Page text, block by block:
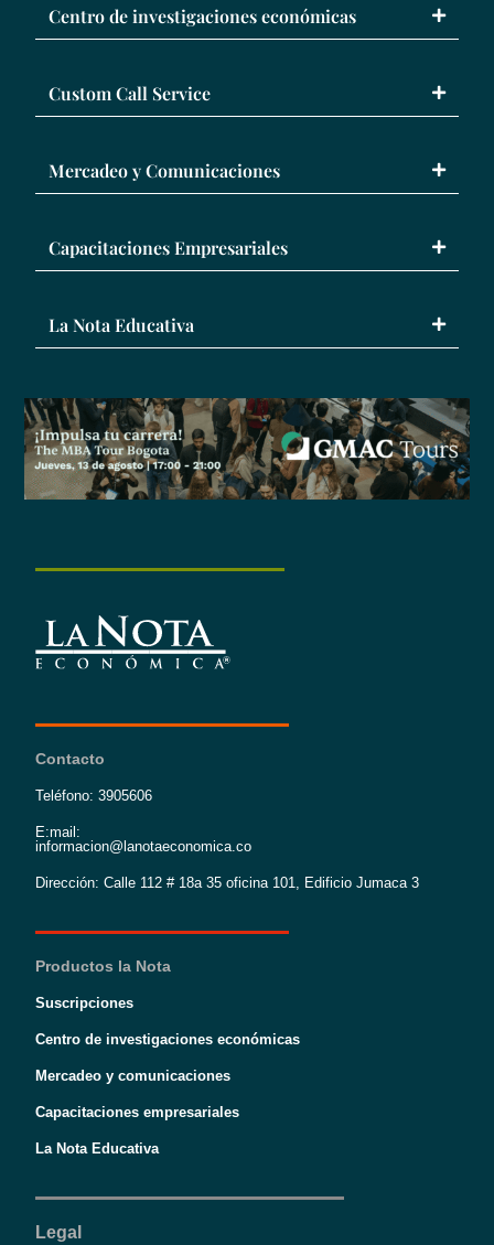
Centro de investigaciones económicas
Custom Call Service
Mercadeo y Comunicaciones
Capacitaciones Empresariales
La Nota Educativa
Contacto
Teléfono: 3905606
E:mail:
informacion@lanotaeconomica.co
Dirección: Calle 112 # 18a 35 oficina 101, Edificio Jumaca 3
Productos la Nota
Suscripciones
Centro de investigaciones económicas
Mercadeo y comunicaciones
Capacitaciones empresariales
La Nota Educativa
Legal